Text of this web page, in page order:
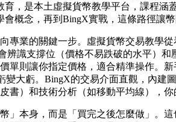
，是本土虛擬貨幣教學平台，課程
概念，再到BingX實戰，這條路徑讓
專業的關鍵一步。虛擬貨幣交易教學
辨識支撐位（價格不易跌破的水平）
單則讓你指定價格，適合精準操作。
變大虧。BingX的交易介面直觀，內
書）和技術分析（如移動平均線），你
」本身，而是「買完之後怎麼做」。